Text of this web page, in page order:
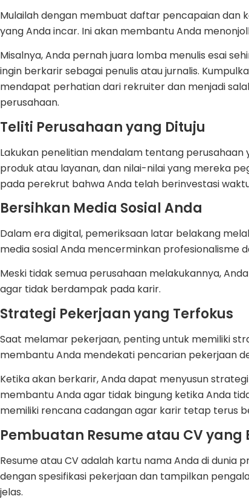
Mulailah dengan membuat daftar pencapaian dan
yang Anda incar. Ini akan membantu Anda
Misalnya, Anda pernah juara lomba menulis esai
ingin berkarir sebagai penulis atau jurnalis.
mendapat perhatian dari rekruiter dan menjadi
perusahaan.
Teliti Perusahaan yang Dituju
Lakukan penelitian mendalam tentang perusahaan
produk atau layanan, dan nilai-nilai yang mereka
pada perekrut bahwa Anda telah berinvestasi
Bersihkan Media Sosial Anda
Dalam era digital, pemeriksaan latar belakang
media sosial Anda mencerminkan profesionalisme
Meski tidak semua perusahaan melakukannya,
agar tidak berdampak pada karir.
Strategi Pekerjaan yang Terfokus
Saat melamar pekerjaan, penting untuk memiliki
membantu Anda mendekati pencarian pekerjaan
Ketika akan berkarir, Anda dapat menyusun
membantu Anda agar tidak bingung ketika Anda
memiliki rencana cadangan agar karir tetap terus
Pembuatan Resume atau CV yang
Resume atau CV adalah kartu nama Anda di dunia
dengan spesifikasi pekerjaan dan tampilkan
jelas.